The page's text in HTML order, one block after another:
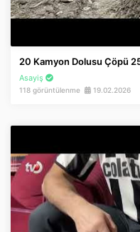
20 Kamyon Dolusu Çöpü
Asayiş
118 görüntülenme 19.02.2026